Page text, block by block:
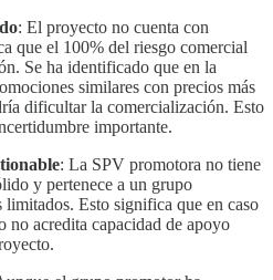
: El proyecto no cuenta con
que el 100% del riesgo comercial
Se ha identificado que en la
similares con precios más
dificultar la comercialización. Esto
importante.
: La SPV promotora no tiene
y pertenece a un grupo
limitados. Esto significa que en caso
no acredita capacidad de apoyo